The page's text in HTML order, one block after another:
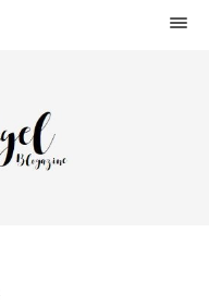
WOHNEN
KÜCHE